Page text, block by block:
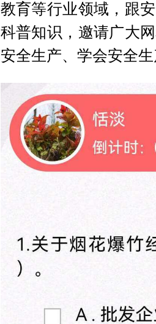
教育等行业领域，跟
科普知识，邀请广大
安全生产、学会安全